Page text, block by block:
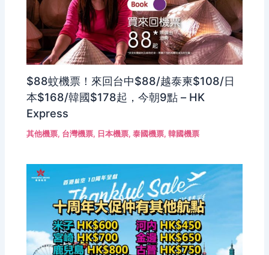
$88蚊機票！來回台中$88/越泰柬$108/日
本$168/韓國$178起，今朝9點 – HK
Express
其他機票, 台灣機票, 日本機票,泰國機票,韓國機票